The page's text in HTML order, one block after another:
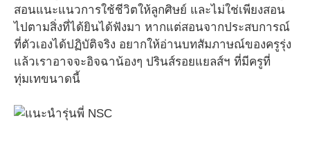
สอนแนะแนวการใช้ชีวิตให้ลูกศิษย์ และไม่ใช่เพียงสอน
ไปตามสิ่งที่ได้ยินได้ฟังมา หากแต่สอนจากประสบการณ์
ที่ตัวเองได้ปฏิบัติจริง อยากให้อ่านบทสัมภาษณ์ของครูรุ่ง
แล้วเราอาจจะอิจฉาน้องๆ ปรินส์รอยแยลส์ฯ ที่มีครูที่
ทุ่มเทขนาดนี้